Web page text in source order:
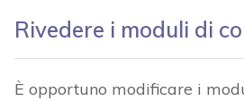
Rivedere i moduli di
È opportuno modificare i